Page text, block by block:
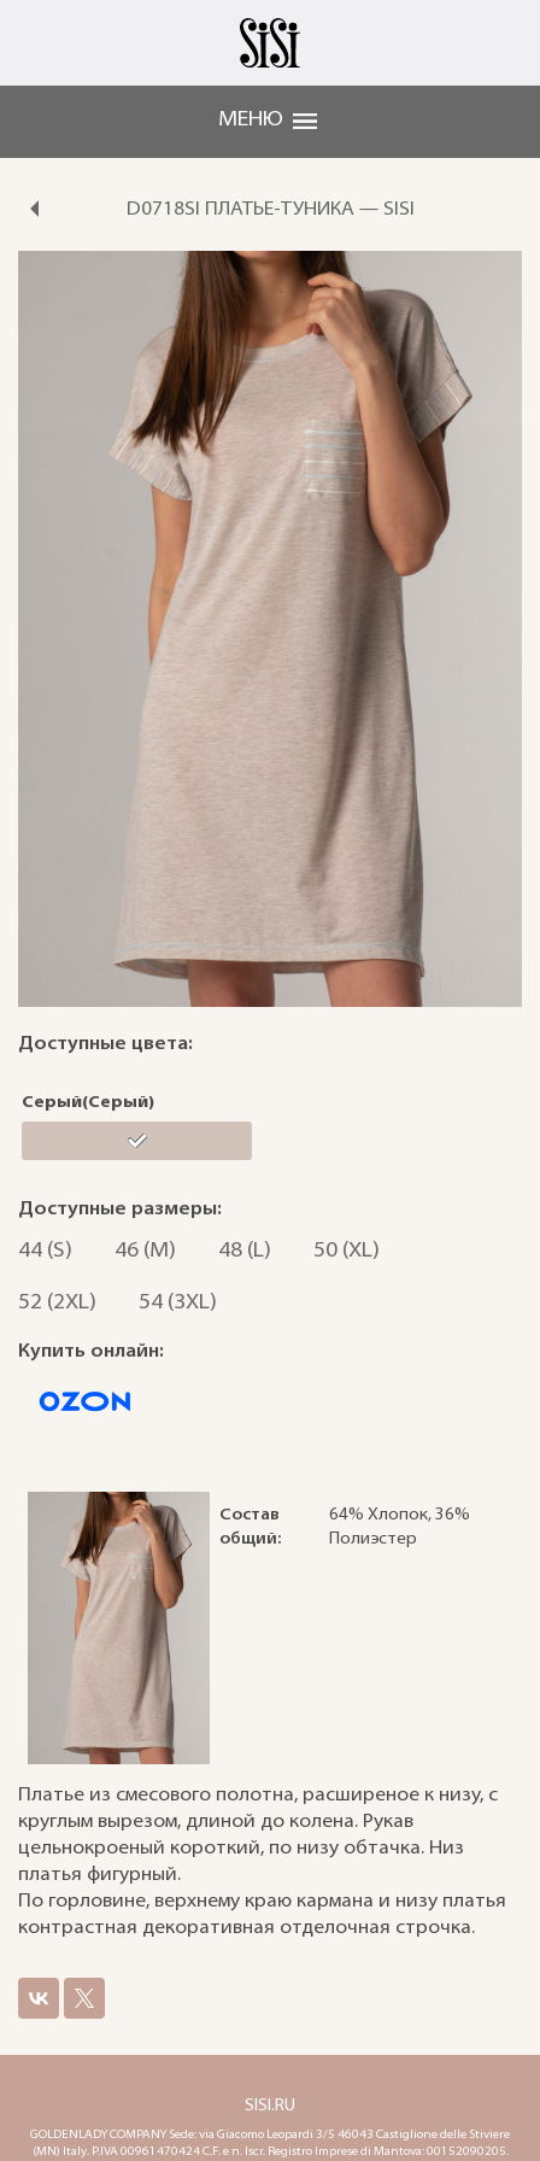
МЕНЮ
D0718SI ПЛАТЬЕ-ТУНИКА — SISI
Доступные цвета:
Серый(Серый)
Доступные размеры:
44 (S) 46 (M) 48 (L) 50 (XL)
52 (2XL) 54 (3XL)
Купить онлайн:
Состав
общий:
64% Хлопок, 36%
Полиэстер
Платье из смесового полотна, расширеное к низу, с
круглым вырезом, длиной до колена. Рукав
цельнокроеный короткий, по низу обтачка. Низ
платья фигурный.
По горловине, верхнему краю кармана и низу платья
контрастная декоративная отделочная строчка.
SISI.RU
GOLDENLADY COMPANY Sede: via Giacomo Leopardi 3/5 46043 Castiglione delle Stiviere
(MN) Italy. P.IVA 00961470424 C.F. e n. Iscr. Registro Imprese di Mantova: 00152090205.